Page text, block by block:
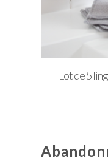
Lot de 5